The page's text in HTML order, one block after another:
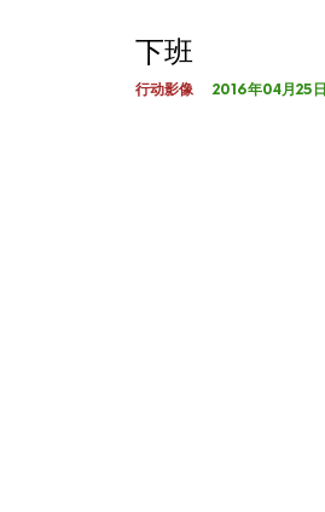
下班
行动影像 2016年04月25日